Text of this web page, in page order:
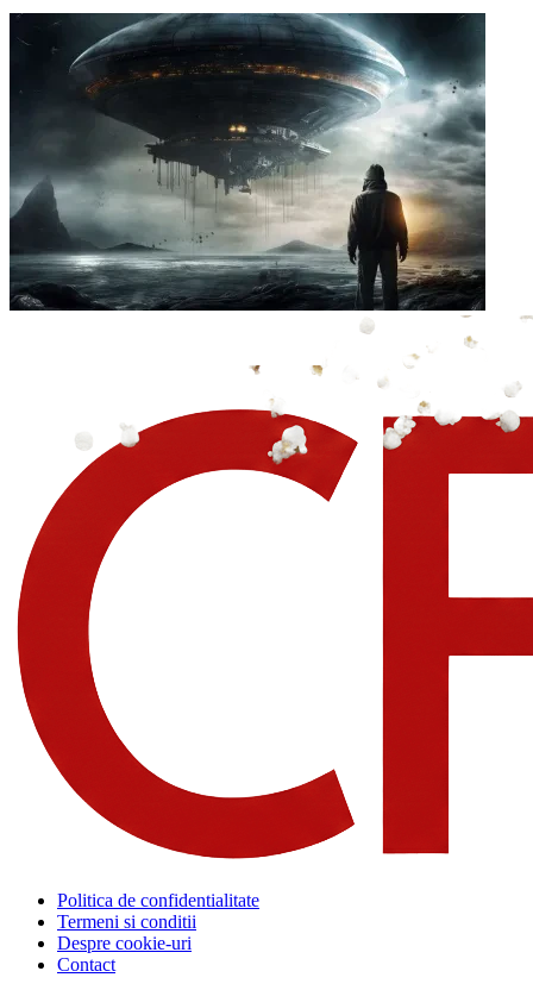
Politica de confidentialitate
Termeni si conditii
Despre cookie-uri
Contact